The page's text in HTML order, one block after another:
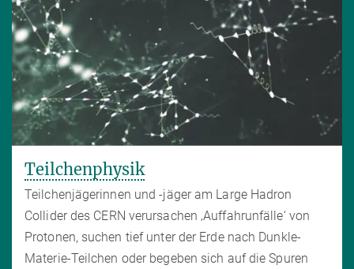
Teilchenphysik
Teilchenjägerinnen und -jäger am Large Hadron
Collider des CERN verursachen ‚Auffahrunfälle‘ von
Protonen, suchen tief unter der Erde nach Dunkle-
Materie-Teilchen oder begeben sich auf die Spuren